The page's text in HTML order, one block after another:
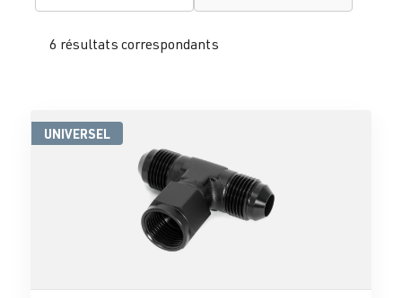
6 résultats correspondants
UNIVERSEL